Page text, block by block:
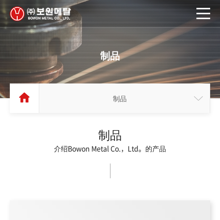
制品
制品
制品
介绍Bowon Metal Co.，Ltd。的产品